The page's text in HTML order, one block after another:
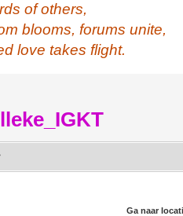
of others,
blooms, forums unite,
love takes flight.
Ga naar